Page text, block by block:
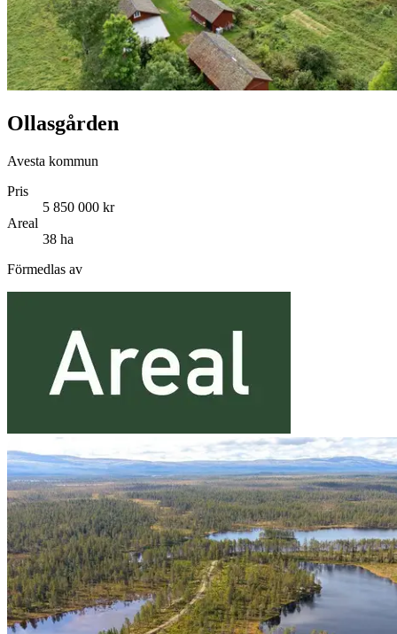
Ollasgården
Avesta kommun
Pris
5 850 000 kr
Areal
38 ha
Förmedlas av